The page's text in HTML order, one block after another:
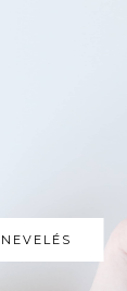
NEVELÉS